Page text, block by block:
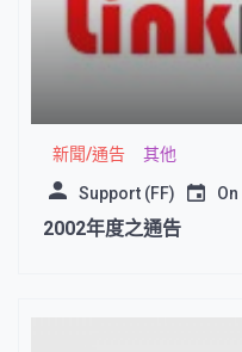
新聞/通告 其他
Support (FF) On
2002年度之通告